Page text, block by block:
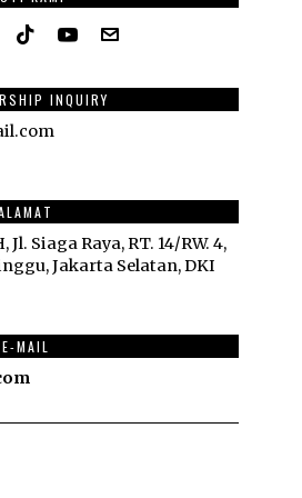
INQUIRY
Siaga Raya, RT. 14/RW. 4,
Jakarta Selatan, DKI
E-MAIL